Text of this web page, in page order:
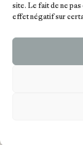
site. Le fait de ne
effet négatif sur
And to rest
with a
you an
will be among